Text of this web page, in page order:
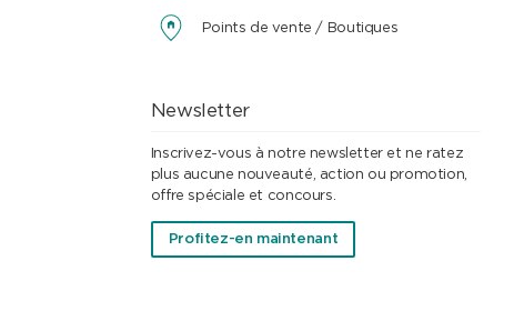
Points de vente / Boutiques
Newsletter
Inscrivez-vous à notre newsletter et ne ratez
plus aucune nouveauté, action ou promotion,
offre spéciale et concours.
Profitez-en maintenant